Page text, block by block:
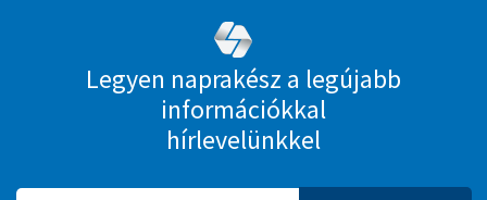
Legyen naprakész a legújabb
információkkal
hírlevelünkkel